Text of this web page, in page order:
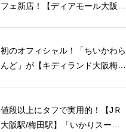
フェ新店！【ディアモール大阪/
（金）新規オープン！
初のオフィシャル！「ちいかわら
んど」が【キディランド大阪梅田
値段以上にタフで実用的！【JＲ
大阪駅/梅田駅】「いかりスーパ